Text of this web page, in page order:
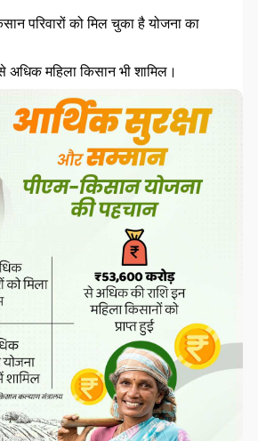
परिवारों को मिल चुका है योजना का
अधिक महिला किसान भी शामिल।